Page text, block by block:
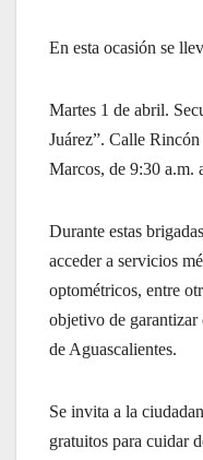
En esta ocasión se
Martes 1 de abril.
Juárez”. Calle
Marcos, de 9:30 a.m.
Durante estas
acceder a servicios
optométricos, entre
objetivo de garantizar
de Aguascalientes.
Se invita a la
gratuitos para cuidar